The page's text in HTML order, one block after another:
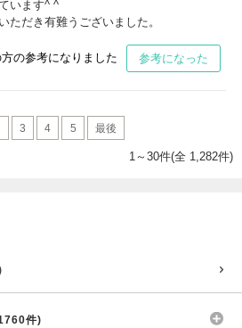
います^ ^
ただき有難うございました。
方の参考になりました 参考になった
3 4 5 最後
1～30件(全 1,282件)
件)